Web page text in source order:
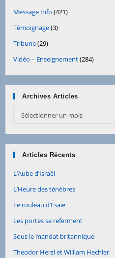
Message Info (421)
Témoignage(3)
Tribune(29)
Vidéo – Enseignement(284)
Archives Articles
Sélectionner un mois
Articles Récents
L’Aube d’Israël
L’Heure des ténèbres
Le rouleau d’Esaïe
Les portes se referment
Sous le mandat britannique
Theodor Herzl et William Hechler